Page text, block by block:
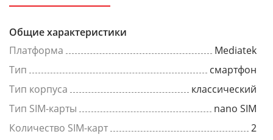
Общие характеристики
Платформа
Mediatek
Тип
смартфон
Тип корпуса
классический
Тип SIM-карты
nano SIM
Количество SIM-карт
2